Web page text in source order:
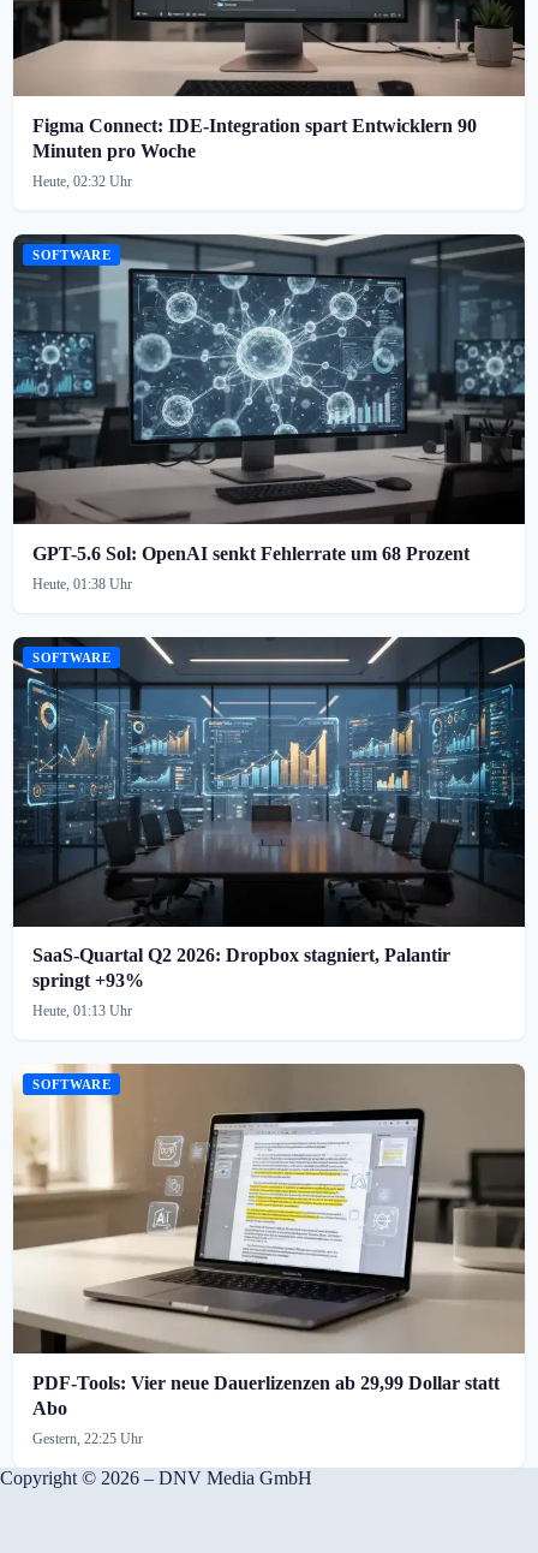
Figma Connect: IDE-Integration spart Entwicklern 90
Minuten pro Woche
Heute, 02:32 Uhr
SOFTWARE
GPT-5.6 Sol: OpenAI senkt Fehlerrate um 68 Prozent
Heute, 01:38 Uhr
SOFTWARE
SaaS-Quartal Q2 2026: Dropbox stagniert, Palantir
springt +93%
Heute, 01:13 Uhr
SOFTWARE
PDF-Tools: Vier neue Dauerlizenzen ab 29,99 Dollar statt
Abo
Gestern, 22:25 Uhr
Copyright © 2026 – DNV Media GmbH